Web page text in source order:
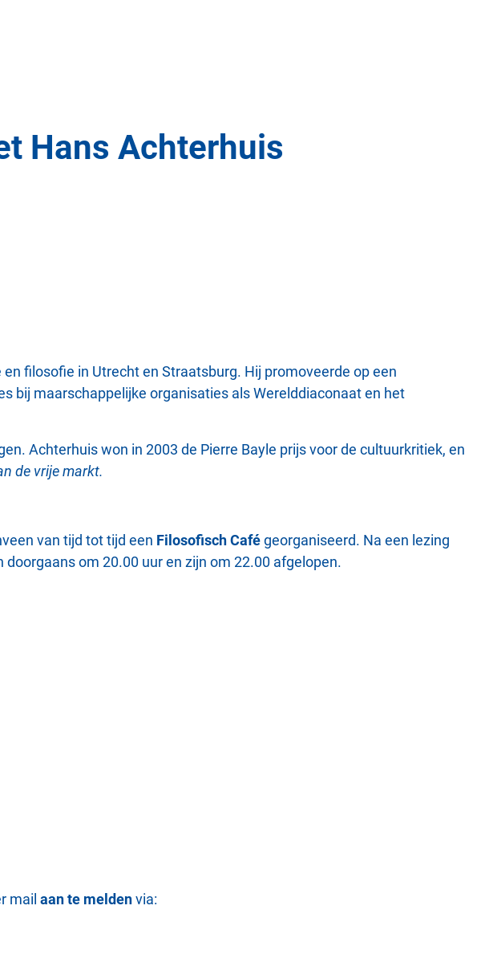
Hans Achterhuis
filosofie in Utrecht en Straatsburg. Hij promoveerde op een
bij maarschappelijke organisaties als Werelddiaconaat en het
Achterhuis won in 2003 de Pierre Bayle prijs voor de cultuurkritiek, en
de vrije markt.
van tijd tot tijd een Filosofisch Cafégeorganiseerd. Na een lezing
om 20.00 uur en zijn om 22.00 afgelopen.
mail aan te meldenvia: